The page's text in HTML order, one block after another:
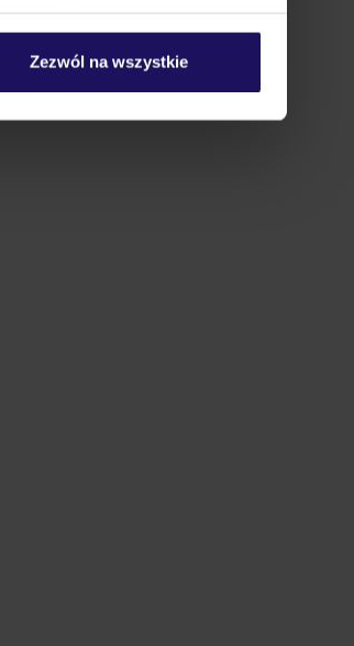
Zezwól na wszystkie